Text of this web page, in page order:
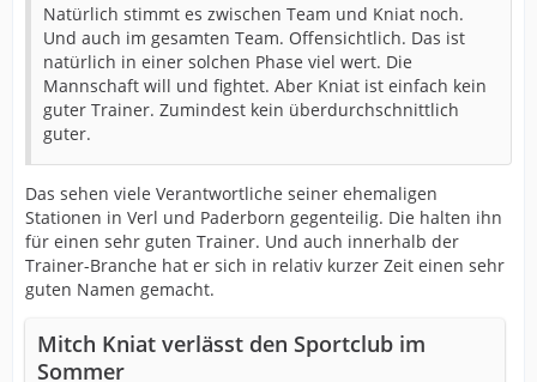
Natürlich stimmt es zwischen Team und Kniat noch.
Und auch im gesamten Team. Offensichtlich. Das ist
natürlich in einer solchen Phase viel wert. Die
Mannschaft will und fightet. Aber Kniat ist einfach kein
guter Trainer. Zumindest kein überdurchschnittlich
guter.
Das sehen viele Verantwortliche seiner ehemaligen
Stationen in Verl und Paderborn gegenteilig. Die halten ihn
für einen sehr guten Trainer. Und auch innerhalb der
Trainer-Branche hat er sich in relativ kurzer Zeit einen sehr
guten Namen gemacht.
Mitch Kniat verlässt den Sportclub im
Sommer